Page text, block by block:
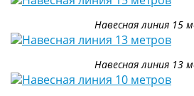
Навесная линия 15
Навесная линия 13